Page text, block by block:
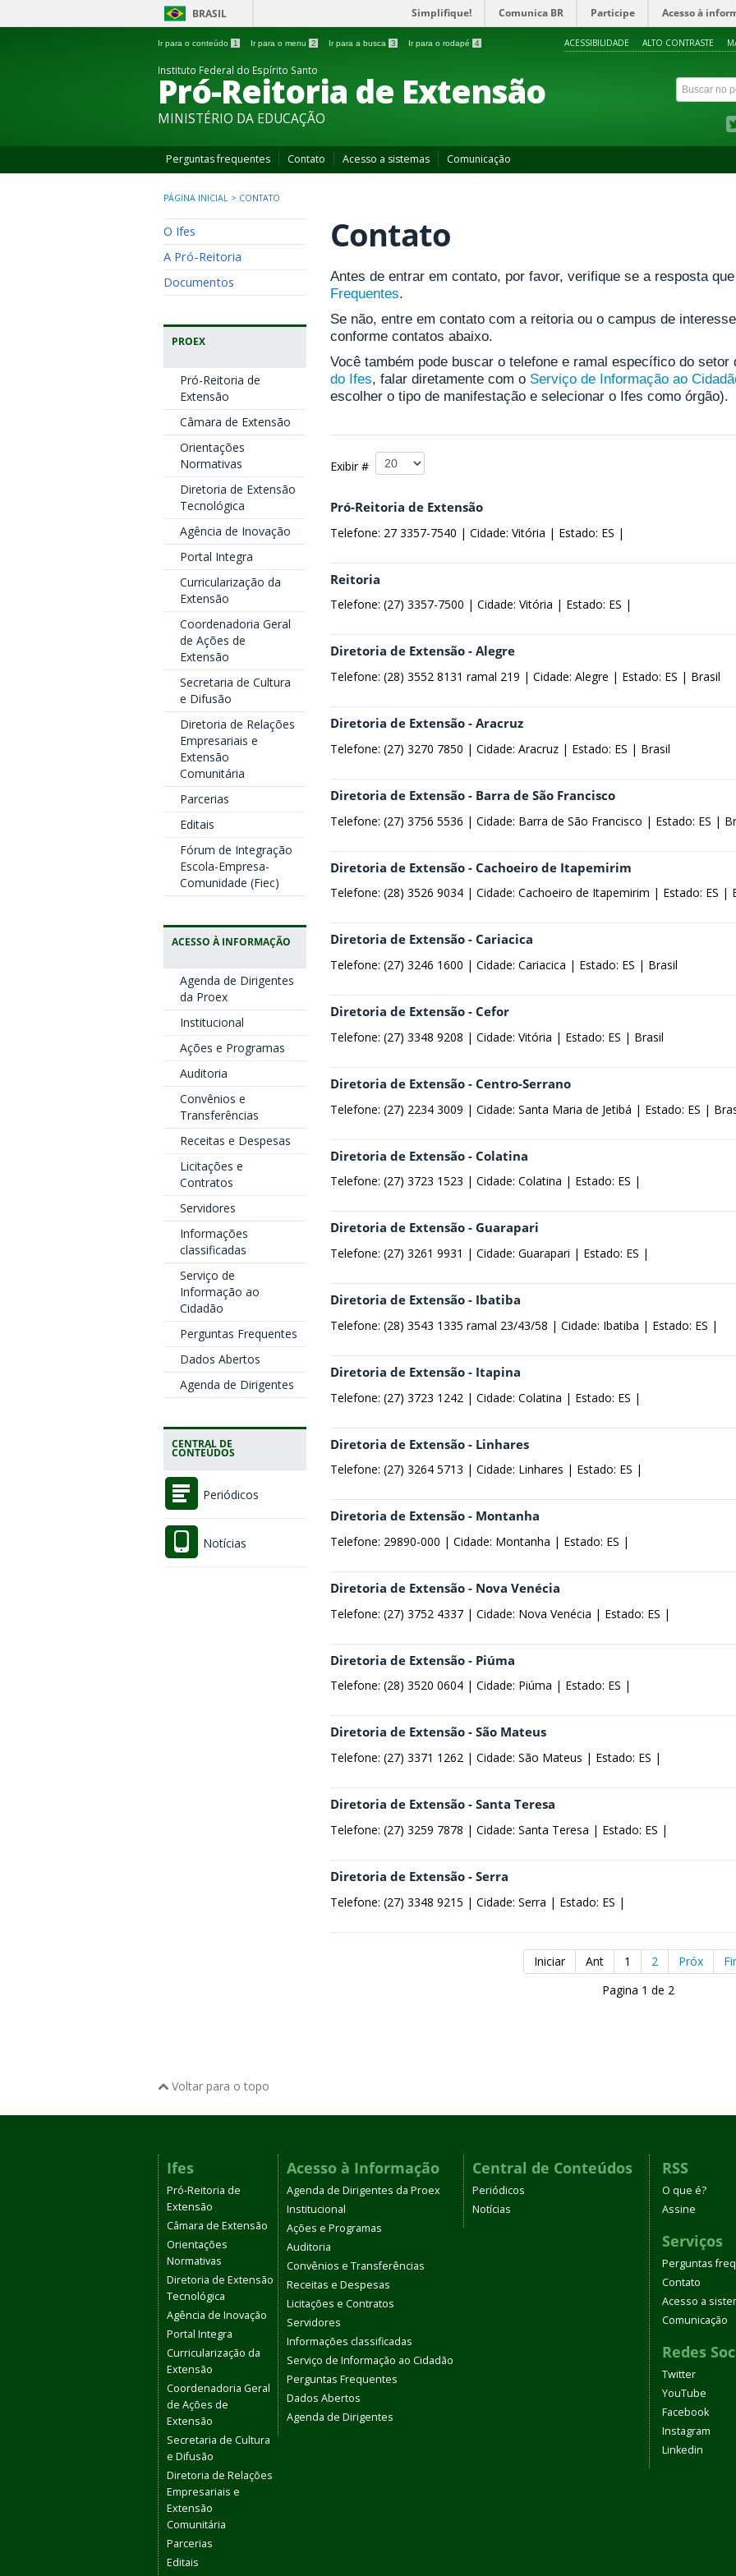
BRASIL Simplifique! Comunica BR Participe Acesso à
Ir para o conteúdo 1 Ir para o menu 2 Ir para a busca 3 Ir para o rodapé 4 ACESSIBILIDADE ALTO CONTRASTE
Instituto Federal do Espírito Santo
Pró-Reitoria de Extensão
MINISTÉRIO DA EDUCAÇÃO
Perguntas frequentes Contato Acesso a sistemas Comunicação
PÁGINA INICIAL > CONTATO
O Ifes
A Pró-Reitoria
Documentos
PROEX
Pró-Reitoria de
Extensão
Câmara de Extensão
Orientações
Normativas
Diretoria de Extensão
Tecnológica
Agência de Inovação
Portal Integra
Curricularização da
Extensão
Coordenadoria Geral
de Ações de
Extensão
Secretaria de Cultura
e Difusão
Diretoria de Relações
Empresariais e
Extensão
Comunitária
Parcerias
Editais
Fórum de Integração
Escola-Empresa-
Comunidade (Fiec)
ACESSO À INFORMAÇÃO
Agenda de Dirigentes
da Proex
Institucional
Ações e Programas
Auditoria
Convênios e
Transferências
Receitas e Despesas
Licitações e
Contratos
Servidores
Informações
classificadas
Serviço de
Informação ao
Cidadão
Perguntas Frequentes
Dados Abertos
Agenda de Dirigentes
CENTRAL DE
CONTEÚDOS
Periódicos
Notícias
Contato
Antes de entrar em contato, por favor, verifique se a resposta
Frequentes.
Se não, entre em contato com a reitoria ou o campus de
conforme contatos abaixo.
Você também pode buscar o telefone e ramal específico do
do Ifes, falar diretamente com o Serviço de Informação ao
escolher o tipo de manifestação e selecionar o Ifes como órgão).
Exibir #
Pró-Reitoria de Extensão
Telefone: 27 3357-7540 | Cidade: Vitória | Estado: ES |
Reitoria
Telefone: (27) 3357-7500 | Cidade: Vitória | Estado: ES |
Diretoria de Extensão - Alegre
Telefone: (28) 3552 8131 ramal 219 | Cidade: Alegre | Estado: ES | Brasil
Diretoria de Extensão - Aracruz
Telefone: (27) 3270 7850 | Cidade: Aracruz | Estado: ES | Brasil
Diretoria de Extensão - Barra de São Francisco
Telefone: (27) 3756 5536 | Cidade: Barra de São Francisco | Estado: ES |
Diretoria de Extensão - Cachoeiro de Itapemirim
Telefone: (28) 3526 9034 | Cidade: Cachoeiro de Itapemirim | Estado: ES |
Diretoria de Extensão - Cariacica
Telefone: (27) 3246 1600 | Cidade: Cariacica | Estado: ES | Brasil
Diretoria de Extensão - Cefor
Telefone: (27) 3348 9208 | Cidade: Vitória | Estado: ES | Brasil
Diretoria de Extensão - Centro-Serrano
Telefone: (27) 2234 3009 | Cidade: Santa Maria de Jetibá | Estado: ES |
Diretoria de Extensão - Colatina
Telefone: (27) 3723 1523 | Cidade: Colatina | Estado: ES |
Diretoria de Extensão - Guarapari
Telefone: (27) 3261 9931 | Cidade: Guarapari | Estado: ES |
Diretoria de Extensão - Ibatiba
Telefone: (28) 3543 1335 ramal 23/43/58 | Cidade: Ibatiba | Estado: ES |
Diretoria de Extensão - Itapina
Telefone: (27) 3723 1242 | Cidade: Colatina | Estado: ES |
Diretoria de Extensão - Linhares
Telefone: (27) 3264 5713 | Cidade: Linhares | Estado: ES |
Diretoria de Extensão - Montanha
Telefone: 29890-000 | Cidade: Montanha | Estado: ES |
Diretoria de Extensão - Nova Venécia
Telefone: (27) 3752 4337 | Cidade: Nova Venécia | Estado: ES |
Diretoria de Extensão - Piúma
Telefone: (28) 3520 0604 | Cidade: Piúma | Estado: ES |
Diretoria de Extensão - São Mateus
Telefone: (27) 3371 1262 | Cidade: São Mateus | Estado: ES |
Diretoria de Extensão - Santa Teresa
Telefone: (27) 3259 7878 | Cidade: Santa Teresa | Estado: ES |
Diretoria de Extensão - Serra
Telefone: (27) 3348 9215 | Cidade: Serra | Estado: ES |
Iniciar Ant 1 2 Próx
Pagina 1 de 2
Voltar para o topo
Ifes
Pró-Reitoria de
Extensão
Câmara de Extensão
Orientações
Normativas
Diretoria de Extensão
Tecnológica
Agência de Inovação
Portal Integra
Curricularização da
Extensão
Coordenadoria Geral
de Ações de
Extensão
Secretaria de Cultura
e Difusão
Diretoria de Relações
Empresariais e
Extensão
Comunitária
Parcerias
Editais
Acesso à Informação
Agenda de Dirigentes da Proex
Institucional
Ações e Programas
Auditoria
Convênios e Transferências
Receitas e Despesas
Licitações e Contratos
Servidores
Informações classificadas
Serviço de Informação ao Cidadão
Perguntas Frequentes
Dados Abertos
Agenda de Dirigentes
Central de Conteúdos
Periódicos
Notícias
RSS
O que é?
Assine
Serviços
Perguntas
Contato
Acesso a
Comunicação
Redes
Twitter
YouTube
Facebook
Instagram
Linkedin